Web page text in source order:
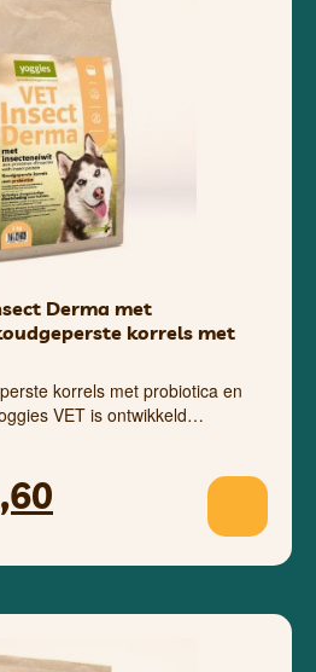
Derma met
korrels met
korrels met probiotica en
VET is ontwikkeld…